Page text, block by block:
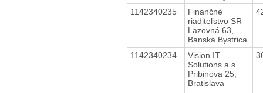
1142340235
Finančné
riaditeľstvo SR
Lazovná 63,
Banská Bystrica
1142340234
Vision IT
Solutions a.s.
Pribinova 25,
Bratislava